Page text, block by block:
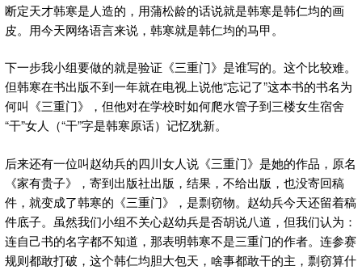
断定天才韩寒是人造的，用蒲松龄的话说就是韩寒是韩仁均的画
皮。用今天网络语言来说，韩寒就是韩仁均的马甲。
下一步我小组要做的就是验证《三重门》是谁写的。这个比较难。
但韩寒在书出版不到一年就在电视上说他“忘记了”这本书的书名为
何叫《三重门》，但他对在学校时如何爬水管子到三楼女生宿舍
“干”女人（“干”字是韩寒原话）记忆犹新。
后来还有一位叫赵幼兵的四川女人说《三重门》是她的作品，原名
《家有贵子》，寄到出版社出版，结果，不给出版，也没寄回稿
件，就变成了韩寒的《三重门》，是剽窃物。赵幼兵今天还留着稿
件底子。虽然我们小组不关心赵幼兵是否胡说八道，但我们认为：
连自己书的名字都不知道，那表明韩寒不是三重门的作者。连参赛
规则都敢打破，这个韩仁均胆大包天，啥事都敢干的主，剽窃算什